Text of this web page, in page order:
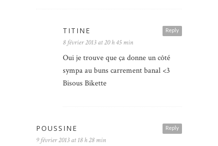
Reply
TITINE
8 février 2013 at 20 h 45 min
Oui je trouve que ça donne un côté
sympa au buns carrement banal <3
Bisous Bikette
Reply
POUSSINE
9 février 2013 at 18 h 28 min